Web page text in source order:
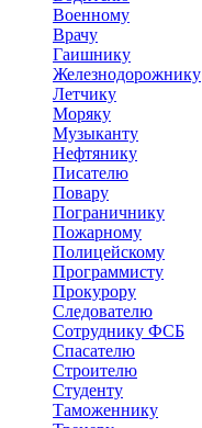
Военному
Врачу
Гаишнику
Железнодорожнику
Летчику
Моряку
Музыканту
Нефтянику
Писателю
Повару
Пограничнику
Пожарному
Полицейскому
Программисту
Прокурору
Следователю
Сотруднику ФСБ
Спасателю
Строителю
Студенту
Таможеннику